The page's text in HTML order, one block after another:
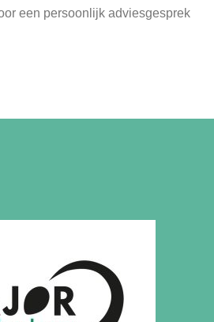
een persoonlijk adviesgesprek